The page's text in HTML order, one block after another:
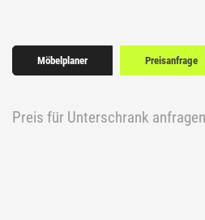
Möbelplaner Preisanfrage
Preis für Unterschrank anfragen